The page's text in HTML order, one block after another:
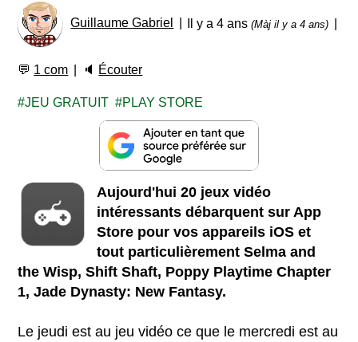
Guillaume Gabriel Il y a 4 ans(Màj il y a 4 ans)
💬 1 com 🔈 Écouter
JEU GRATUIT PLAY STORE
Aujourd'hui 20 jeux vidéo
intéressants débarquent sur App
Store pour vos appareils iOS et
tout particulièrement Selma and
the Wisp, Shift Shaft, Poppy Playtime Chapter
1, Jade Dynasty: New Fantasy.
Le jeudi est au jeu vidéo ce que le mercredi est au